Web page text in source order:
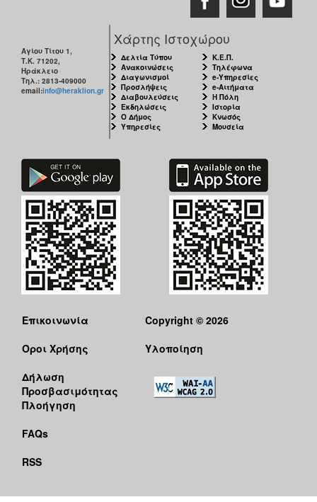
ΠΟΛΙΤΙΣΜΟΣ
ΑΝΘΕΚΤΙΚΗ
ΠΟΛΗ
Αγίου Τίτου 1,
Τ.Κ. 71202,
Ηράκλειο
Τηλ.: 2813-409000
email:info@heraklion.gr
Χάρτης Ιστοχώρου
Δελτία Τύπου
Ανακοινώσεις
Διαγωνισμοί
Προσλήψεις
Διαβουλεύσεις
Εκδηλώσεις
Ο Δήμος
Υπηρεσίες
Κ.Ε.Π.
Τηλέφωνα
e-Υπηρεσίες
e-Αιτήματα
Η Πόλη
Ιστορία
Κνωσός
Μουσεία
Επικοινωνία
Όροι Χρήσης
Δήλωση
Προσβασιμότητας
Πλοήγηση
FAQs
RSS
Copyright © 2026
Υλοποίηση